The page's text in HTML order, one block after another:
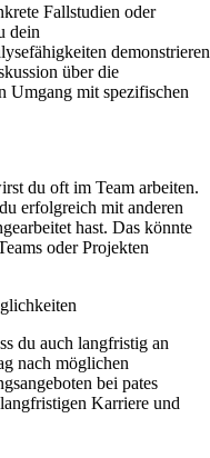
Fallstudien oder
dein
demonstrieren
über die
Umgang mit spezifischen
du oft im Team arbeiten.
erfolgreich mit anderen
hast. Das könnte
oder Projekten
du auch langfristig an
nach möglichen
bei pates
Karriere und